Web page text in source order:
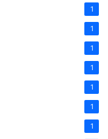
1
1
1
1
1
1
1